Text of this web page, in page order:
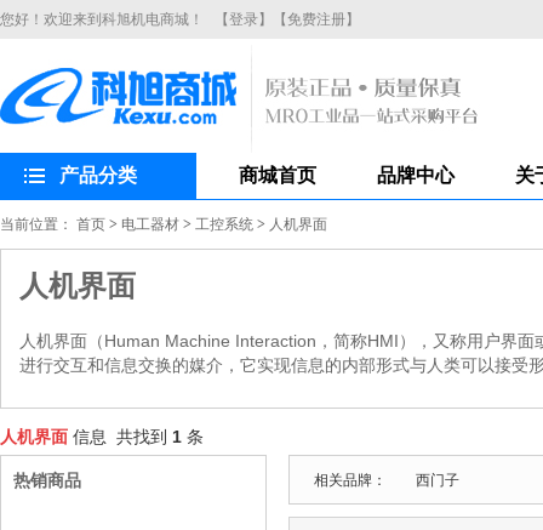
您好！欢迎来到科旭机电商城！ 【登录】 【免费注册】
产品分类 商城首页 品牌中心 关
当前位置： 首页 > 电工器材 > 工控系统 > 人机界面
人机界面
人机界面（Human Machine Interaction，简称HMI），又称用户界
进行交互和信息交换的媒介，它实现信息的内部形式与人类可以接
人机界面 信息 共找到 1 条
相关品牌： 西门子
热销商品